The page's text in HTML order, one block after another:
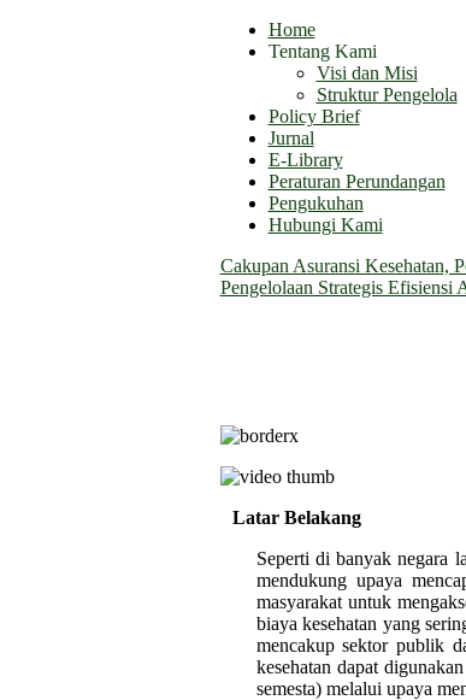
Home
Tentang Kami
Visi dan Misi
Struktur Pengelola
Policy Brief
Jurnal
E-Library
Peraturan Perundangan
Pengukuhan
Hubungi Kami
Cakupan Asuransi Kesehatan,
Pengelolaan Strategis Efisiensi
Latar Belakang
Seperti di banyak negara
mendukung upaya
masyarakat untuk
biaya kesehatan yang
mencakup sektor publik
kesehatan dapat
semesta) melalui upaya